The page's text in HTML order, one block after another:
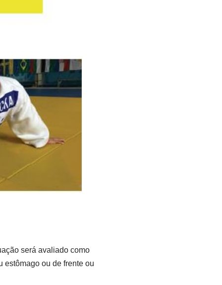
será avaliado como
estômago ou de frente ou